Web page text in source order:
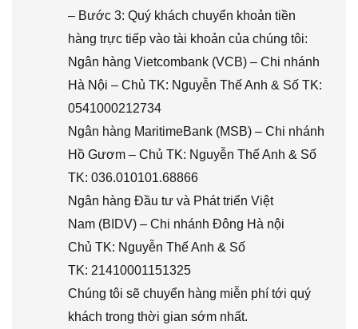
– Bước 3: Quý khách chuyển khoản tiền
hàng trực tiếp vào tài khoản của chúng tôi:
Ngân hàng Vietcombank (VCB) – Chi nhánh
Hà Nội – Chủ TK: Nguyễn Thế Anh & Số TK:
0541000212734
Ngân hàng MaritimeBank (MSB) – Chi nhánh
Hồ Gươm – Chủ TK: Nguyễn Thế Anh & Số
TK: 036.010101.68866
Ngân hàng Đầu tư và Phát triển Việt
Nam (BIDV) – Chi nhánh Đông Hà nội
Chủ TK: Nguyễn Thế Anh & Số
TK: 21410001151325
Chúng tôi sẽ chuyển hàng miễn phí tới quý
khách trong thời gian sớm nhất.